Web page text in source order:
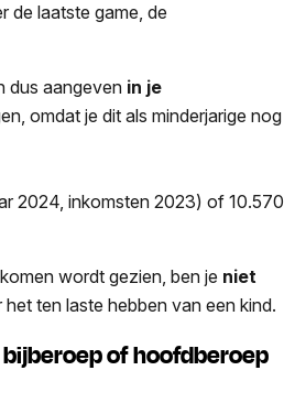
de laatste game, de
dus aangeven in je
omdat je dit als minderjarige nog
2024, inkomsten 2023) of 10.570
wordt gezien, ben je niet
ten laste hebben van een kind.
of hoofdberoep